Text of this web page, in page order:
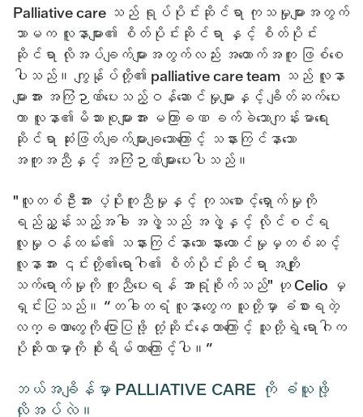
Palliative care သည် ရုပ်ပိုင်းဆိုင်ရာ ကုသမှုများအတွက်
သာမက လူနာများ၏ စိတ်ပိုင်းဆိုင်ရာ နှင့် စိတ်ပိုင်း
ဆိုင်ရာ လိုအပ်ချက်များအတွက်လည်း အထောက်အကူ ဖြစ်စေ
ပါသည်။ ကျွန်ုပ်တို့၏ palliative care team သည် လူနာ
များအား အကြံဉာဏ်ပေးသည့်ဝန်ဆောင်မှုများနှင့် ချိတ်ဆက်ပေး
ကာ လူနာ၏မိသားစုများအား မကြာခဏ ခက်ခဲသောကျန်းမာရေး
ဆိုင်ရာ ဆုံးဖြတ်ချက်များချသောကြောင့် သနားကြင်နာသော
အကူအညီနှင့် အကြံဉာဏ်များပေးပါသည်။
"လူတစ်ဦးအား ပံ့ပိုးကူညီမှုနှင့် ကုသစောင့်ရှောက်မှုကို
ရည်ညွှန်းသည့်အခါ အဖွဲ့သည် အဖွဲ့နှင့် လိုင်စင်ရ
လူမှုဝန်ထမ်း၏ သနားကြင်နာသော နားထောင်မှုမှတစ်ဆင့်
လူနာအား ၎င်းတို့၏ရောဂါ၏ စိတ်ပိုင်းဆိုင်ရာ အကျိုး
သက်ရောက်မှုကို ကူညီပေးရန် အာရုံစိုက်သည်" ဟု Celio မှ
ရှင်းပြသည်။ “တခါတရံ လူနာတွေက သူတို့မှာ ခံစားရတဲ့
လက္ခဏာတွေကို ပြောပြဖို့ တုံ့ဆိုင်းနေတာကြောင့် သူတို့ရဲ့ ရောဂါက
ပိုဆိုးလာမှာကို စိုးရိမ်တာကြောင့်ပါ။”
ဘယ်အချိန်မှာ PALLIATIVE CARE ကို ခံယူဖို့
လိုအပ်လဲ။